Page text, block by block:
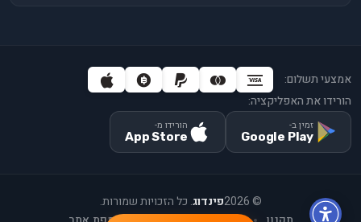
אמצעי תשלום:
הורידו את האפליקציה:
זמין ב-
Google Play
הורידו מ-
App Store
©
2026פינדוג. כל הזכויות שמורות.